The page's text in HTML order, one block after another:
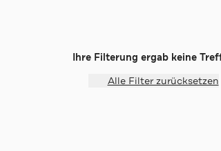
Ihre Filterung ergab keine
Alle Filter zurücksetzen